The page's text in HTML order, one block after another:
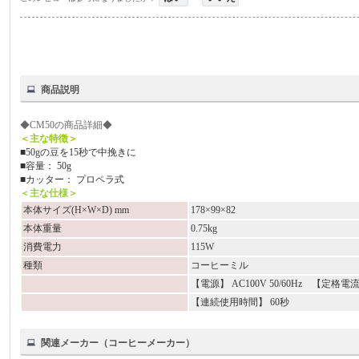
商品説明
◆CM50の商品詳細◆
＜主な特徴＞
■50gの豆を15秒で中挽きに
■容量： 50g
■カッター： プロペラ式
＜主な仕様＞
本体サイズ(H×W×D) mm
178×99×82
本体重量
0.75kg
消費電力
115W
種類
コーヒーミル
【電源】 AC100V 50/60Hz 【定格電
【連続使用時間】 60秒
関連メーカー（コーヒーメーカー）